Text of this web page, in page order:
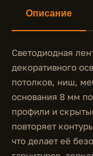
Описание
Светодиодная
декоративного
потолков, ниш,
основания 8 мм
профили и
повторяет
что делает её